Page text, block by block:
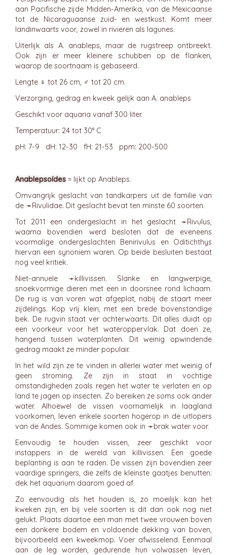
aan Pacifische zijde Midden-Amerika, van de Mexicaanse
tot de Nicaraguaanse zuid- en westkust. Komt meer
landinwaarts voor, zowel in rivieren als lagunes.
Uiterlijk als A. anableps, maar de rugstreep ontbreekt.
Ook zijn er meer kleinere schubben op de flanken,
waarop de soortnaam is gebaseerd.
Lengte ♀ tot 26 cm, ♂ tot 20 cm.
Verzorging, gedrag en kweek gelijk aan A. anableps
Geschikt voor aquaria vanaf 300 liter.
Temperatuur: 24 tot 30° C
pH: 7-9 dH: 12-30 fH: 21-53 ppm: 200-500
Anablepsoídes = lijkt op Anableps.
Omvangrijk geslacht van tandkarpers uit de familie van
de ➛Rivulidae. Dit geslacht bevat ten minste 60 soorten.
Tot 2011 een ondergeslacht in het geslacht ➛Rivulus,
waarna bovendien werd besloten dat de eveneens
voormalige ondergeslachten Benirivulus en Oditichthys
hiervan een synoniem waren. Op beide besluiten bestaat
nog veel kritiek.
Niet-annuele ➛killivissen. Slanke en langwerpige,
snoekvormige dieren met een in doorsnee rond lichaam.
De rug is van voren wat afgeplat, nabij de staart meer
zijdelings. Kop vrij klein, met een brede bovenstandige
bek. De rugvin staat ver achterwaarts. Dit alles duidt op
een voorkeur voor het wateroppervlak. Dat doen ze,
hangend tussen waterplanten. Dit weinig opwindende
gedrag maakt ze minder populair.
In het wild zijn ze te vinden in allerlei water met weinig of
geen stroming. Ze zijn in staat in vochtige
omstandigheden zoals regen het water te verlaten en op
land te jagen op insecten. Zo bereiken ze soms ook ander
water. Alhoewel de vissen voornamelijk in laagland
voorkomen, leven enkele soorten hogerop in de uitlopers
van de Andes. Sommige komen ook in ➛brak watervoor.
Eenvoudig te houden vissen, zeer geschikt voor
instappers in de wereld van killivissen. Een goede
beplanting is aan te raden. De vissen zijn bovendien zeer
vaardige springers, die zelfs de kleinste gaatjes benutten:
dek het aquarium daarom goed af.
Zo eenvoudig als het houden is, zo moeilijk kan het
kweken zijn, en bij vele soorten is dit dan ook nog niet
gelukt. Plaats daartoe een man met twee vrouwen boven
een donkere bodem en voldoende dekking van boven,
bijvoorbeeld een kweekmop. Voer afwisselend. Eenmaal
aan de leg worden, gedurende hun volwassen leven,